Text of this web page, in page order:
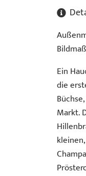
Ein
die
Markt.